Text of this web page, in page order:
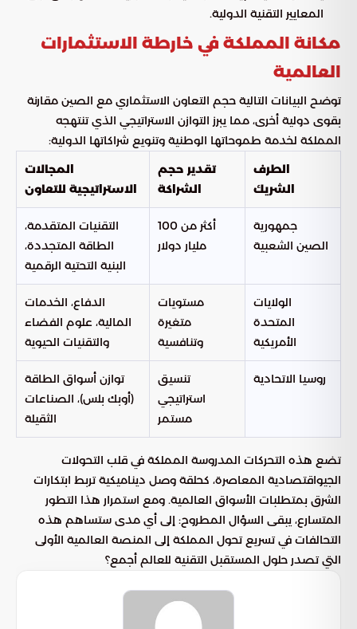
المعايير التقنية الدولية.
مكانة المملكة في خارطة الاستثمارات
العالمية
توضح البيانات التالية حجم التعاون الاستثماري مع الصين مقارنة
بقوى دولية أخرى، مما يبرز التوازن الاستراتيجي الذي تنتهجه
المملكة لخدمة طموحاتها الوطنية وتنويع شراكاتها الدولية:
الطرف
الشريك
تقدير حجم
الشراكة
المجالات
الاستراتيجية للتعاون
جمهورية
الصين الشعبية
أكثر من 100
مليار دولار
التقنيات المتقدمة،
الطاقة المتجددة،
البنية التحتية الرقمية
الولايات
المتحدة
الأمريكية
مستويات
متغيرة
وتنافسية
الدفاع، الخدمات
المالية، علوم الفضاء
والتقنيات الحيوية
روسيا الاتحادية
تنسيق
استراتيجي
مستمر
توازن أسواق الطاقة
(أوبك بلس)، الصناعات
الثقيلة
تضع هذه التحركات المدروسة المملكة في قلب التحولات
الجيواقتصادية المعاصرة، كحلقة وصل ديناميكية تربط ابتكارات
الشرق بمتطلبات الأسواق العالمية. ومع استمرار هذا التطور
المتسارع، يبقى السؤال المطروح: إلى أي مدى ستساهم هذه
التحالفات في تسريع تحول المملكة إلى المنصة العالمية الأولى
التي تصدر حلول المستقبل التقنية للعالم أجمع؟